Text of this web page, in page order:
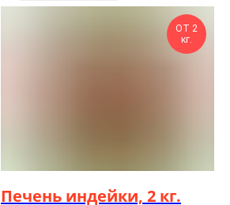
ОТ 2
кг.
Печень индейки, 2 кг.